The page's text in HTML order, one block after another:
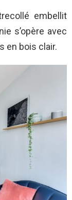
embellit
s’opère avec
en bois clair.